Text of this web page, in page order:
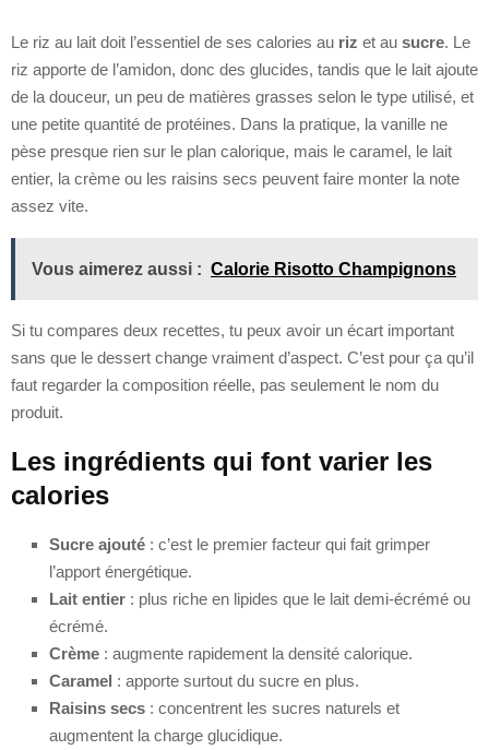
Le riz au lait doit l’essentiel de ses calories au riz et au sucre. Le
riz apporte de l’amidon, donc des glucides, tandis que le lait ajoute
de la douceur, un peu de matières grasses selon le type utilisé, et
une petite quantité de protéines. Dans la pratique, la vanille ne
pèse presque rien sur le plan calorique, mais le caramel, le lait
entier, la crème ou les raisins secs peuvent faire monter la note
assez vite.
Vous aimerez aussi : Calorie Risotto Champignons
Si tu compares deux recettes, tu peux avoir un écart important
sans que le dessert change vraiment d’aspect. C’est pour ça qu’il
faut regarder la composition réelle, pas seulement le nom du
produit.
Les ingrédients qui font varier les
calories
Sucre ajouté : c’est le premier facteur qui fait grimper
l’apport énergétique.
Lait entier : plus riche en lipides que le lait demi-écrémé ou
écrémé.
Crème : augmente rapidement la densité calorique.
Caramel : apporte surtout du sucre en plus.
Raisins secs : concentrent les sucres naturels et
augmentent la charge glucidique.